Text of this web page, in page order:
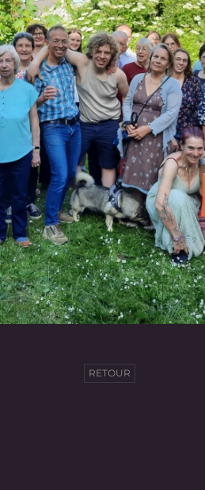
RETOUR